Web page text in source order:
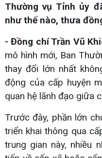
Thường vụ Tỉnh ủy
như thế nào, thưa
- Đồng chí Trần Vũ
mô hình mới, Ban
thay đổi lớn nhất
động của cấp huyện
quan hệ lãnh đạo giữa
Trước đây, phần lớn
triển khai thông qua
trung gian này, nhiều